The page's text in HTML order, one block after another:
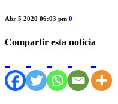
Abr 5 2020 06:03 pm 0
Compartir esta noticia